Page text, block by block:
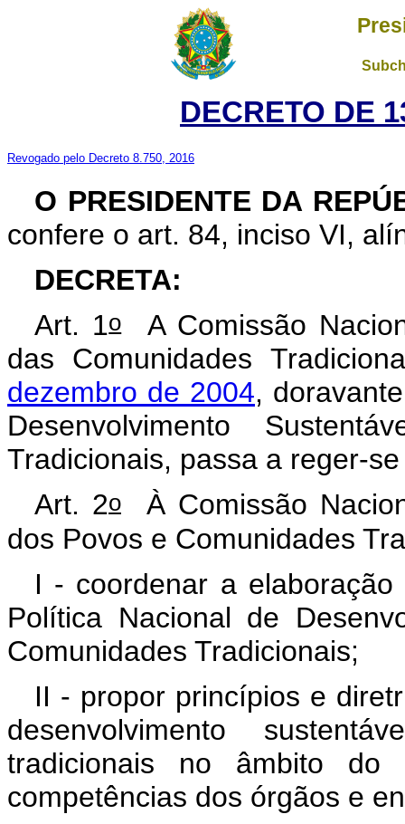
DECRETO DE
Revogado pelo Decreto 8.750, 2016
O PRESIDENTE DA
confere o art. 84, inciso VI,
DECRETA:
Art. 1oA Comissão
das Comunidades
dezembro de 2004,
Desenvolvimento
Tradicionais, passa a reger-
Art. 2o À Comissão
dos Povos e Comunidades
I - coordenar a
Política Nacional de
Comunidades Tradicionais;
II - propor princípios e
desenvolvimento
tradicionais no âmbito do
competências dos órgãos e